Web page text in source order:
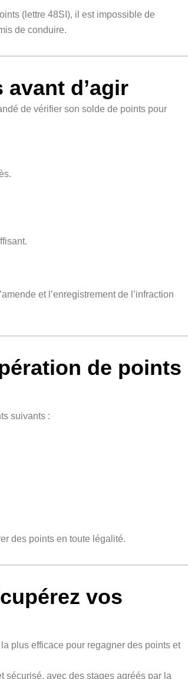
(lettre 48SI), il est impossible de
de conduire.
d’agir
de vérifier son solde de points pour
et l’enregistrement de l’infraction
de points
suivants :
des points en toute légalité.
vos
plus efficace pour regagner des points et
sécurisé, avec des stages agréés par la